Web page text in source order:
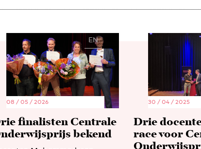
EN
08 / 05 / 2026
finalisten Centrale
bekend
30 / 04 / 2025
Drie
race voor